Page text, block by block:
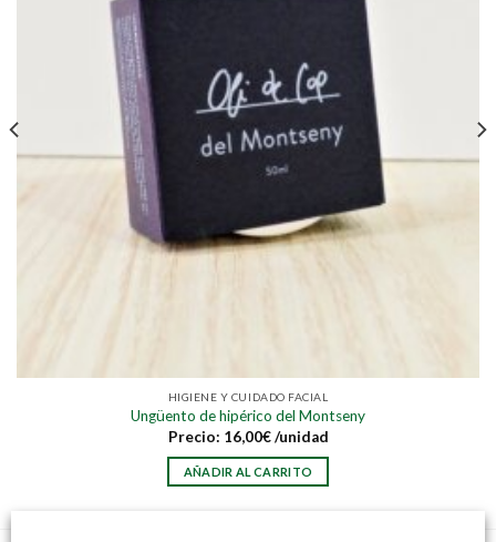
HIGIENE Y CUIDADO FACIAL
Ungüento de hipérico del Montseny
Precio: 16,00€ /unidad
AÑADIR AL CARRITO